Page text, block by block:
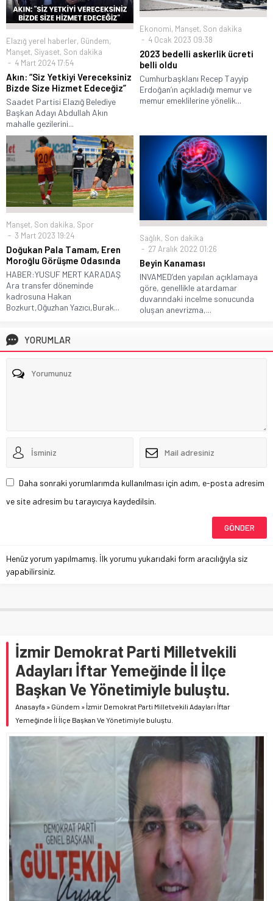
Elazığ yerel haberler, Gündem,
Manşet, Siyaset, Son dakika
4 Mart 2024 17:54
Akın: “Siz Yetkiyi Vereceksiniz
Bizde Size Hizmet Edeceğiz”
Saadet Partisi Elazığ Belediye
Başkan Adayı Abdullah Akın
mahalle gezilerini...
Ekonomi, Manşet, Son dakika
4 Ocak 2023 09:38
2023 bedelli askerlik ücreti
belli oldu
Cumhurbaşklanı Recep Tayyip
Erdoğan’ın açıkladığı memur ve
memur emeklilerine yönelik...
Manşet, Son dakika, Spor
3 Mart 2023 19:24
Doğukan Pala Tamam, Eren
Moroğlu Görüşme Odasında
HABER:YUSUF MERT KARADAŞ
Ara transfer döneminde
kadrosuna Hakan
Bozkurt,Oğuzhan Yazıcı,Burak...
Sağlık, Son dakika
27 Aralık 2022 01:26
Beyin Kanaması
INVAMED’den yapılan açıklamaya
göre, genellikle atardamar
duvarındaki incelme sonucunda
oluşan anevrizma,...
YORUMLAR
Daha sonraki yorumlarımda kullanılması için adım, e-posta adresim
ve site adresim bu tarayıcıya kaydedilsin.
Henüz yorum yapılmamış. İlk yorumu yukarıdaki form aracılığıyla siz
yapabilirsiniz.
İzmir Demokrat Parti Milletvekili
Adayları İftar Yemeğinde İl İlçe
Başkan Ve Yönetimiyle buluştu.
Anasayfa » Gündem » İzmir Demokrat Parti Milletvekili Adayları İftar
Yemeğinde İl İlçe Başkan Ve Yönetimiyle buluştu.